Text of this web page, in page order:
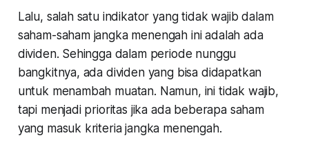
Lalu, salah satu indikator yang tidak wajib dalam
saham-saham jangka menengah ini adalah ada
dividen. Sehingga dalam periode nunggu
bangkitnya, ada dividen yang bisa didapatkan
untuk menambah muatan. Namun, ini tidak wajib,
tapi menjadi prioritas jika ada beberapa saham
yang masuk kriteria jangka menengah.